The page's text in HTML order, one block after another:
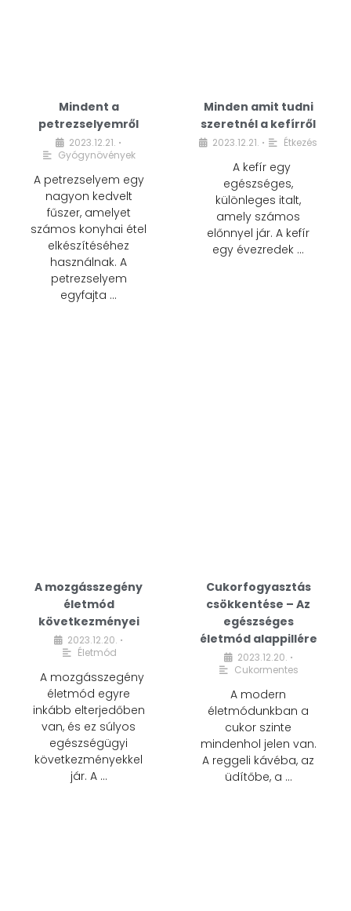
Mindent a
petrezselyemről
2023.12.21. •
Gyógynövények
A petrezselyem egy
nagyon kedvelt
fűszer, amelyet
számos konyhai étel
elkészítéséhez
használnak. A
petrezselyem
egyfajta …
Minden amit tudni
szeretnél a kefírről
2023.12.21. • Étkezés
A kefír egy
egészséges,
különleges italt,
amely számos
előnnyel jár. A kefír
egy évezredek …
A mozgásszegény
életmód
következményei
2023.12.20. •
Életmód
A mozgásszegény
életmód egyre
inkább elterjedőben
van, és ez súlyos
egészségügyi
következményekkel
jár. A …
Cukorfogyasztás
csökkentése – Az
egészséges
életmód alappillére
2023.12.20. •
Cukormentes
A modern
életmódunkban a
cukor szinte
mindenhol jelen van.
A reggeli kávéba, az
üdítőbe, a …